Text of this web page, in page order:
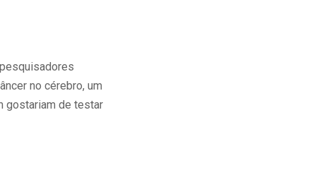
no cérebro, um
gostariam de testar